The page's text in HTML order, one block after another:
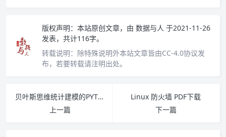
版权声明： 本站原创文章，由 数据与人 于2021-11-26
发表，共计116字。
转载说明： 除特殊说明外本站文章皆由CC-4.0协议发
布，若要转载请注明出处。
贝叶斯思维统计建模的PYTHON学习法 pdf下载
上一篇
Linux 防火墙 PDF下载
下一篇